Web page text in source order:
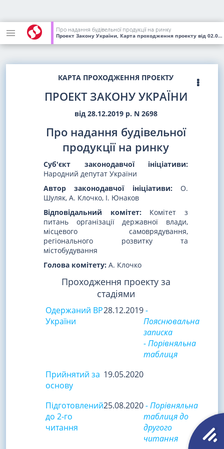
Про надання будівельної продукції на ринку
Проект Закону України, Карта проходження проекту від 02.09.2020
КАРТА ПРОХОДЖЕННЯ ПРОЕКТУ
ПРОЕКТ ЗАКОНУ УКРАЇНИ
від 28.12.2019 р. N 2698
Про надання будівельної
продукції на ринку
Суб'єкт законодавчої ініціативи:
Народний депутат України
Автор законодавчої ініціативи:О.
Шуляк, А. Клочко, І. Юнаков
Відповідальний комітет:Комітет з
питань організації державної влади,
місцевого самоврядування,
регіонального розвитку та
містобудування
Голова комітету: А. Клочко
Проходження проекту за
стадіями
Одержаний ВР
України
28.12.2019-
Пояснювальна
записка
- Порівняльна
таблиця
Прийнятий за
основу
19.05.2020
Підготовлений
до 2-го
читання
25.08.2020- Порівняльна
таблиця до
другого
читання